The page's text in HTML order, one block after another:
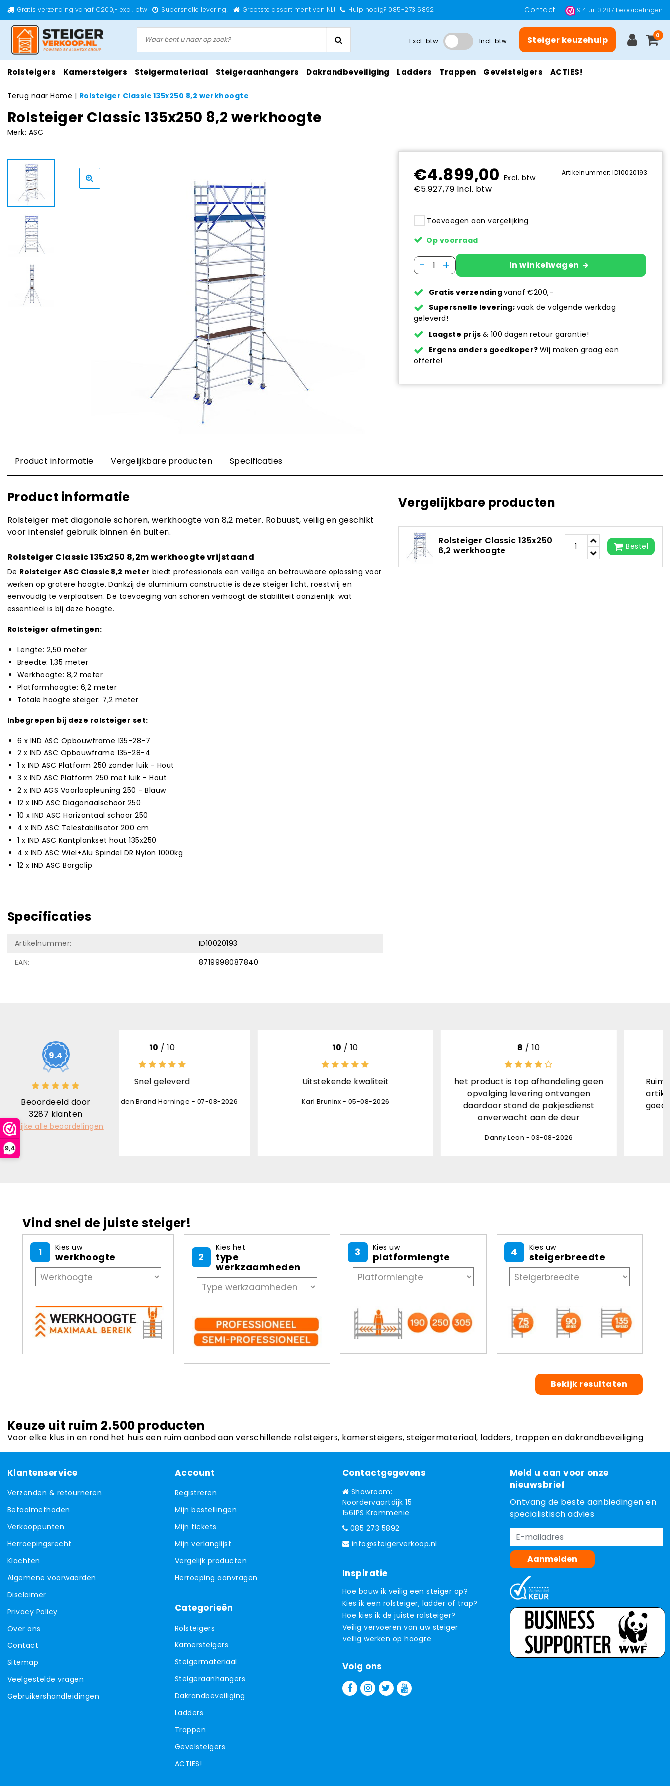
9,4
Gratis verzending vanaf €200,- excl. btw Supersnelle levering! Grootste assortiment van NL! Hulp nodig? 085-273 5892 Contact 9.4 uit3287 beoordelingen
Excl. btw Incl. btw Steiger keuzehulp 0
Rolsteigers Kamersteigers Steigermateriaal Steigeraanhangers Dakrandbeveiliging Ladders Trappen Gevelsteigers ACTIES!
Terug naar Home | Rolsteiger Classic 135x250 8,2 werkhoogte
Rolsteiger Classic 135x250 8,2 werkhoogte
Merk: ASC
€4.899,00 Excl. btw
€5.927,79 Incl. btw
Artikelnummer: ID10020193
Toevoegen aan vergelijking
Op voorraad
- + In winkelwagen
Gratis verzending vanaf €200,-
Supersnelle levering; vaak de volgende werkdag
geleverd!
Laagste prijs & 100 dagen retour garantie!
Ergens anders goedkoper? Wij maken graag een
offerte!
Product informatie Vergelijkbare producten Specificaties
Product informatie
Rolsteiger met diagonale schoren, werkhoogte van 8,2 meter. Robuust, veilig en geschikt
voor intensief gebruik binnen én buiten.
Rolsteiger Classic 135x250 8,2m werkhoogte vrijstaand
De Rolsteiger ASC Classic 8,2 meter biedt professionals een veilige en betrouwbare oplossing voor
werken op grotere hoogte. Dankzij de aluminium constructie is deze steiger licht, roestvrij en
eenvoudig te verplaatsen. De toevoeging van schoren verhoogt de stabiliteit aanzienlijk, wat
essentieel is bij deze hoogte.
Rolsteiger afmetingen:
Lengte: 2,50 meter
Breedte: 1,35 meter
Werkhoogte: 8,2 meter
Platformhoogte: 6,2 meter
Totale hoogte steiger: 7,2 meter
Inbegrepen bij deze rolsteiger set:
6 x IND ASC Opbouwframe 135-28-7
2 x IND ASC Opbouwframe 135-28-4
1 x IND ASC Platform 250 zonder luik - Hout
3 x IND ASC Platform 250 met luik - Hout
2 x IND AGS Voorloopleuning 250 - Blauw
12 x IND ASC Diagonaalschoor 250
10 x IND ASC Horizontaal schoor 250
4 x IND ASC Telestabilisator 200 cm
1 x IND ASC Kantplankset hout 135x250
4 x IND ASC Wiel+Alu Spindel DR Nylon 1000kg
12 x IND ASC Borgclip
Specificaties
Artikelnummer:
ID10020193
EAN:
8719998087840
Vergelijkbare producten
Rolsteiger Classic 135x250
6,2 werkhoogte
Bestel
9.4
Beoordeeld door
3287 klanten
Bekijke alle beoordelingen
/ 10
Snel geleverd
Brand Horninge - 07-08-2026
Uitstekende kwaliteit
Karl Bruninx - 05-08-2026
het product is top afhandeling geen
daardoor stond de pakjesdienst
Ruime keuze, goede beschrijving
artikelen, snelle verzending met
goede informatie, goed verpakt,
kortom een 10!
Hilda Kuijper - 03-08-2026
Vind snel de juiste steiger!
1 Kies uw
werkhoogte 2
Kies het
type
werkzaamheden
3 Kies uw
platformlengte 4 Kies uw
steigerbreedte
Bekijk resultaten
Keuze uit ruim 2.500 producten
Voor elke klus in en rond het huis een ruim aanbod aan verschillende rolsteigers, kamersteigers, steigermateriaal, ladders, trappen en dakrandbeveiliging
Klantenservice
Verzenden & retourneren
Betaalmethoden
Verkooppunten
Herroepingsrecht
Klachten
Algemene voorwaarden
Disclaimer
Privacy Policy
Over ons
Contact
Sitemap
Veelgestelde vragen
Gebruikershandleidingen
Account
Registreren
Mijn bestellingen
Mijn tickets
Mijn verlanglijst
Vergelijk producten
Herroeping aanvragen
Categorieën
Rolsteigers
Kamersteigers
Steigermateriaal
Steigeraanhangers
Dakrandbeveiliging
Ladders
Trappen
Gevelsteigers
ACTIES!
Contactgegevens
Showroom:
Noordervaartdijk 15
1561PS Krommenie
085 273 5892
info@steigerverkoop.nl
Inspiratie
Hoe bouw ik veilig een steiger op?
Kies ik een rolsteiger, ladder of trap?
Hoe kies ik de juiste rolsteiger?
Veilig vervoeren van uw steiger
Veilig werken op hoogte
Volg ons
Meld u aan voor onze
nieuwsbrief
Ontvang de beste aanbiedingen en
specialistisch advies
Aanmelden